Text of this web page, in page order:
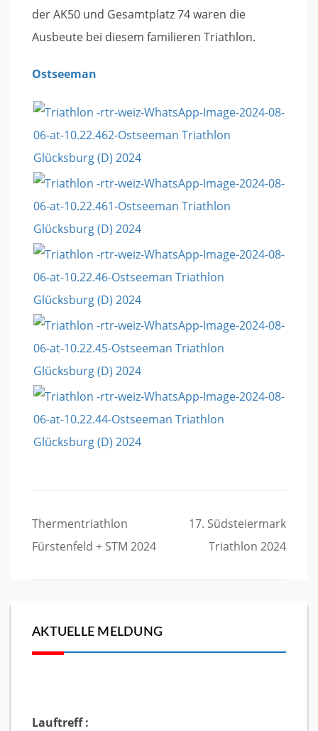
der AK50 und Gesamtplatz 74 waren die
Ausbeute bei diesem familieren Triathlon.
Ostseeman
Beitragsnavigation
Thermentriathlon
Fürstenfeld + STM 2024
17. Südsteiermark
Triathlon 2024
AKTUELLE MELDUNG
Lauftreff :